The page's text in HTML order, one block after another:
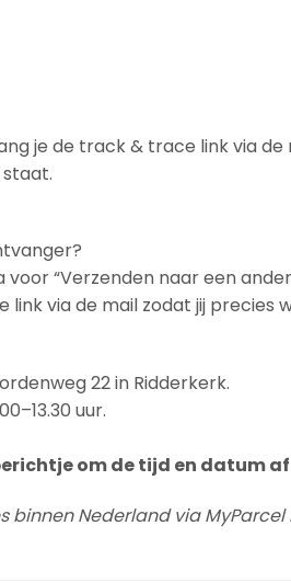
je de track & trace link via de
“Verzenden naar een
via de mail zodat jij
22 in Ridderkerk.
uur.
om de tijd en datum
Nederland via MyParcel